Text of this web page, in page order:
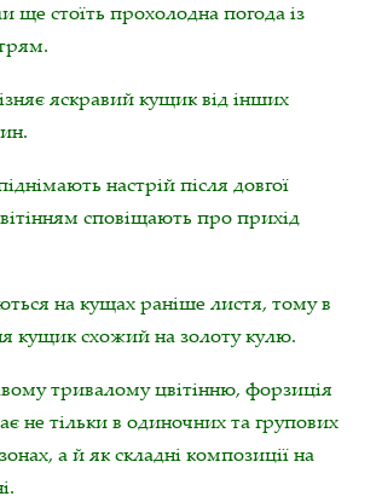
ще стоїть прохолодна погода із
яскравий кущик від інших
настрій після довгої
сповіщають про прихід
на кущах раніше листя, тому в
кущик схожий на золоту кулю.
тривалому цвітінню, форзиція
не тільки в одиночних та групових
а й як складні композиції на